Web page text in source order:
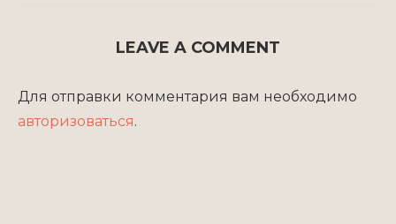
LEAVE A COMMENT
Для отправки комментария вам необходимо
авторизоваться.